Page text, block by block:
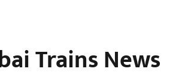
Trains News